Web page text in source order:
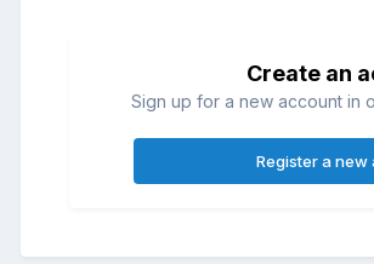
Create an
Sign up for a new account in
Register a